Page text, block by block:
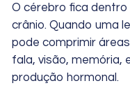
O cérebro fica
crânio. Quando uma
pode comprimir
fala, visão, memória,
produção hormonal.